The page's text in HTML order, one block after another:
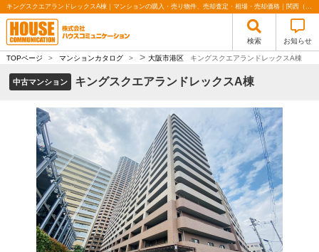
キングスクエアランドレックスA棟｜マンションの購入・売り物件、売却査定・相場・売却価格｜関西（大阪・北摂・神戸）・関東（東京）で不動産の購入・売却、注文住宅、リノベーションの事なら株式会社ハウスコミュニケーション
検索 お知らせ
TOPページ > マンションカタログ > > 大阪市港区 キングスクエアランドレックスA棟
中古マンション キングスクエアランドレックスA棟